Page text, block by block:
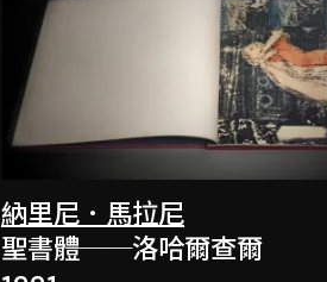
納里尼．馬拉尼
聖書體──洛哈爾查爾